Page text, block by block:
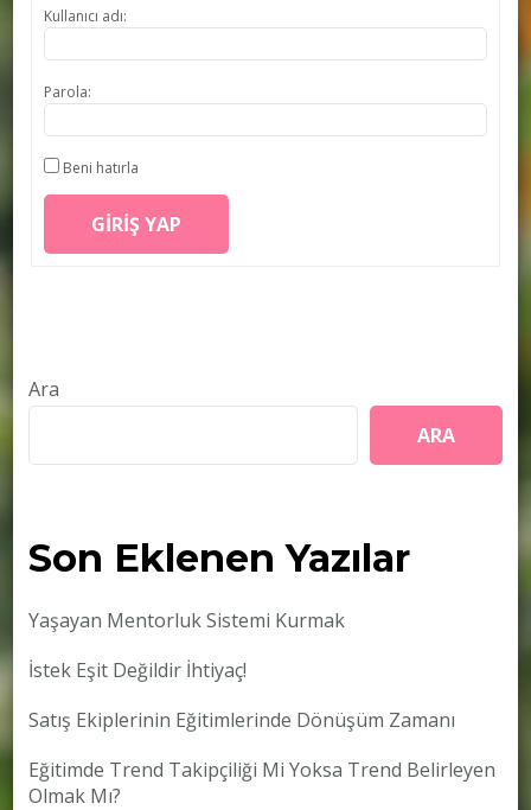
Kullanıcı adı:
Parola:
Beni hatırla
GIRIŞ YAP
Ara
ARA
Son Eklenen Yazılar
Yaşayan Mentorluk Sistemi Kurmak
İstek Eşit Değildir İhtiyaç!
Satış Ekiplerinin Eğitimlerinde Dönüşüm Zamanı
Eğitimde Trend Takipçiliği Mi Yoksa Trend Belirleyen
Olmak Mı?